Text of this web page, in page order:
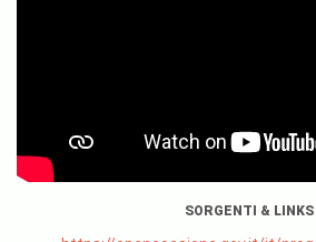
SORGENTI & LINKS